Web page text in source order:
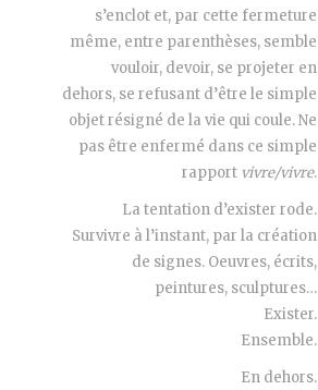
s’enclot et, par cette fermeture
même, entre parenthèses, semble
vouloir, devoir, se projeter en
dehors, se refusant d’être le simple
objet résigné de la vie qui coule. Ne
pas être enfermé dans ce simple
rapport vivre/vivre.
La tentation d’exister rode.
Survivre à l’instant, par la création
de signes. Oeuvres, écrits,
peintures, sculptures…
Exister.
Ensemble.
En dehors.